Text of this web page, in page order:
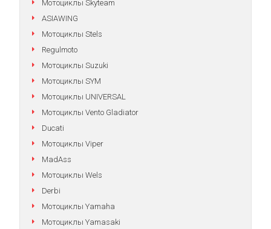
Мотоциклы Skyteam
ASIAWING
Мотоциклы Stels
Regulmoto
Мотоциклы Suzuki
Мотоциклы SYM
Мотоциклы UNIVERSAL
Мотоциклы Vento Gladiator
Ducati
Мотоциклы Viper
MadAss
Мотоциклы Wels
Derbi
Мотоциклы Yamaha
Мотоциклы Yamasaki